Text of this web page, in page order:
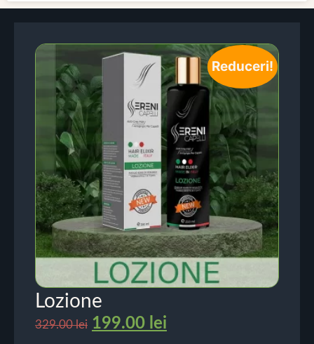
Reduceri!
Lozione
329.00lei 199.00 lei